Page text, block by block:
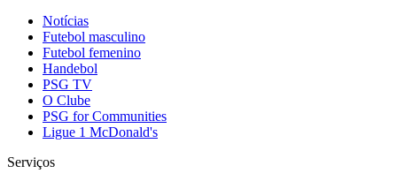
Notícias
Futebol masculino
Futebol femenino
Handebol
PSG TV
O Clube
PSG for Communities
Ligue 1 McDonald's
Serviços